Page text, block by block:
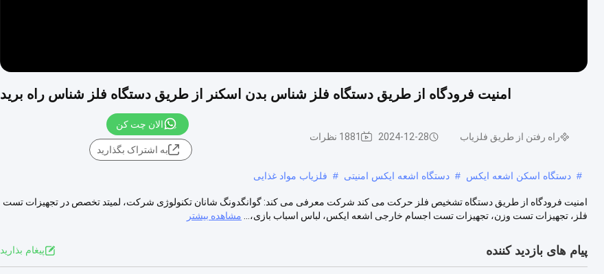
امنيت فرودگاه از طریق دستگاه فلز شناس بدن اسکنر از طريق دستگاه فلز شناس راه بريد
راه رفتن از طریق فلزیاب 2024-12-28 1881 نظرات
الان چت کن
به اشتراک بگذارید
# دستگاه اسکن اشعه ایکس # دستگاه اشعه ایکس امنیتی # فلزیاب مواد غذایی
امنیت فرودگاه از طریق دستگاه تشخیص فلز حرکت می کند شرکت معرفی می کند: گوانگدونگ شانان تکنولوژی شرکت، لمیتد تخصص در تجهیزات تست
فلز، تجهیزات تست وزن، تجهیزات تست اجسام خارجی اشعه ایکس، لباس اسباب بازی،...
مشاهده بیشتر
پیام های بازدید کننده پيغام بذاريد